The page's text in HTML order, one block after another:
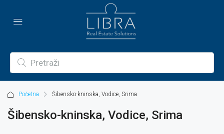
Početna Šibensko-kninska, Vodice, Srima
Šibensko-kninska, Vodice, Srima